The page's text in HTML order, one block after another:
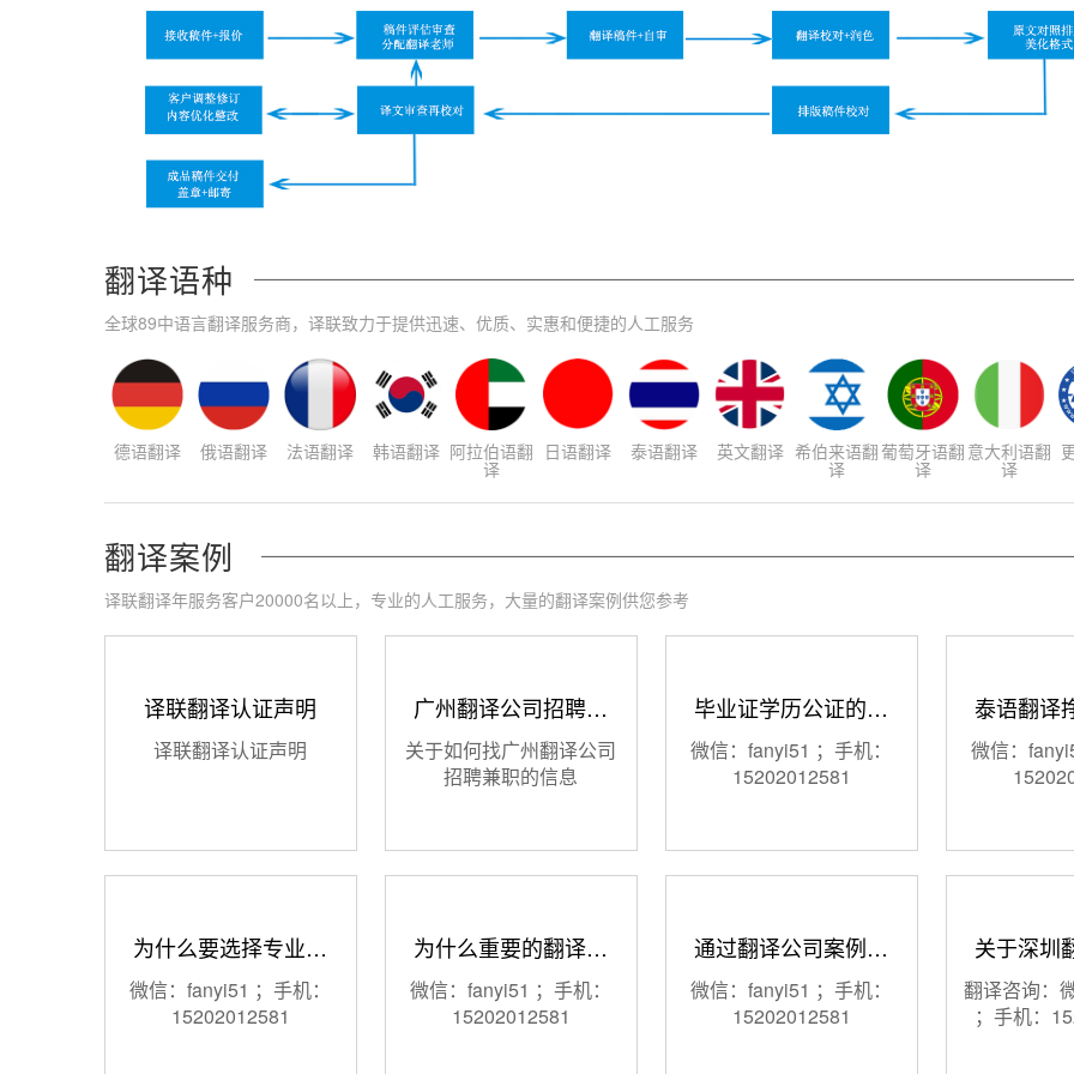
翻译语种
全球89中语言翻译服务商，译联致力于提供迅速、优质、实惠和便捷的人工服务
德语翻译 俄语翻译 法语翻译 韩语翻译 阿拉伯语翻
译
日语翻译 泰语翻译 英文翻译 希伯来语翻
译
葡萄牙语翻
译
意大利语翻
译
翻译案例
译联翻译年服务客户20000名以上，专业的人工服务，大量的翻译案例供您参考
译联翻译认证声明
译联翻译认证声明
广州翻译公司招聘…
关于如何找广州翻译公司
招聘兼职的信息
毕业证学历公证的…
微信：fanyi51 ；手机：
15202012581
泰语翻译
微信：
为什么要选择专业…
微信：fanyi51 ；手机：
15202012581
为什么重要的翻译…
微信：fanyi51 ；手机：
15202012581
通过翻译公司案例…
微信：fanyi51 ；手机：
15202012581
关于深圳
翻译咨询：
；手机：